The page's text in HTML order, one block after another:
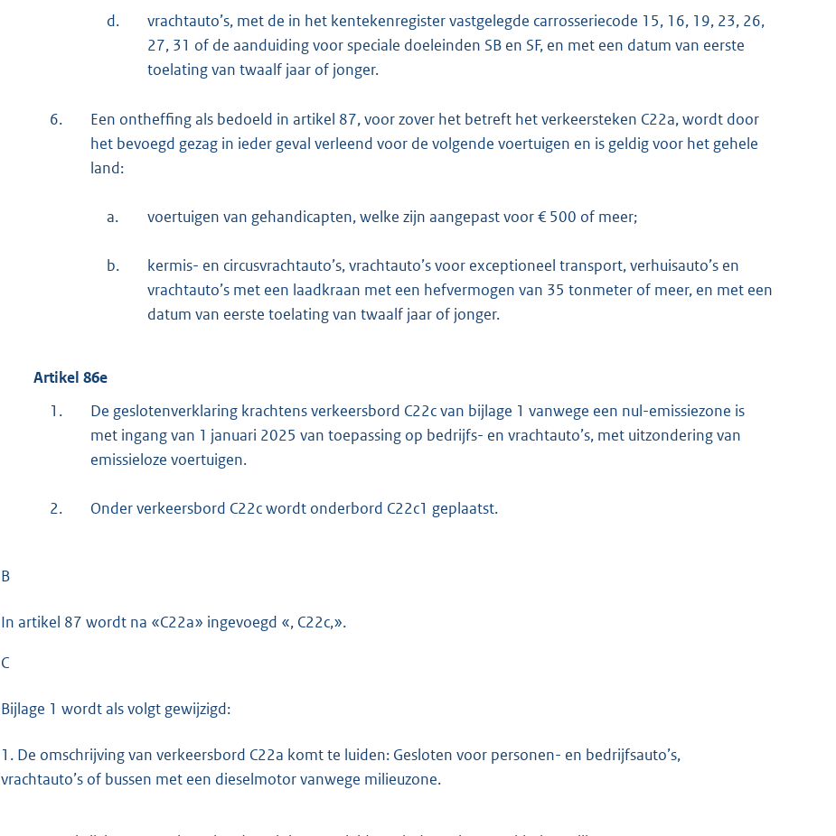
d.
vrachtauto’s, met de in het kentekenregister vastgelegde carrosseriecode 15, 16, 19, 23, 26,
27, 31 of de aanduiding voor speciale doeleinden SB en SF, en met een datum van eerste
toelating van twaalf jaar of jonger.
6.
Een ontheffing als bedoeld in artikel 87, voor zover het betreft het verkeersteken C22a, wordt door
het bevoegd gezag in ieder geval verleend voor de volgende voertuigen en is geldig voor het gehele
land:
a. voertuigen van gehandicapten, welke zijn aangepast voor € 500 of meer;
b.
kermis- en circusvrachtauto’s, vrachtauto’s voor exceptioneel transport, verhuisauto’s en
vrachtauto’s met een laadkraan met een hefvermogen van 35 tonmeter of meer, en met een
datum van eerste toelating van twaalf jaar of jonger.
Artikel 86e
1.
De geslotenverklaring krachtens verkeersbord C22c van bijlage 1 vanwege een nul-emissiezone is
met ingang van 1 januari 2025 van toepassing op bedrijfs- en vrachtauto’s, met uitzondering van
emissieloze voertuigen.
2. Onder verkeersbord C22c wordt onderbord C22c1 geplaatst.
B
In artikel 87 wordt na «C22a» ingevoegd «, C22c,».
C
Bijlage 1 wordt als volgt gewijzigd:
1. De omschrijving van verkeersbord C22a komt te luiden: Gesloten voor personen- en bedrijfsauto’s,
vrachtauto’s of bussen met een dieselmotor vanwege milieuzone.